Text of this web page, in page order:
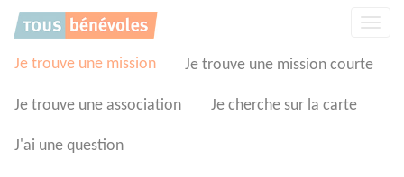
Je trouve une mission Je trouve une mission courte
Je trouve une association Je cherche sur la carte
J'ai une question
Panneau de gestion des cookies